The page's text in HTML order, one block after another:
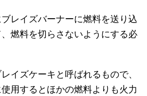
レイズバーナーに燃料を送り込
燃料を切らさないようにする必
イズケーキと呼ばれるもので、
用するとほかの燃料よりも火力